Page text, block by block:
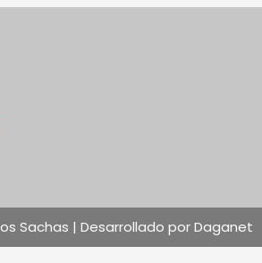
Sachas | Desarrollado por Daganet